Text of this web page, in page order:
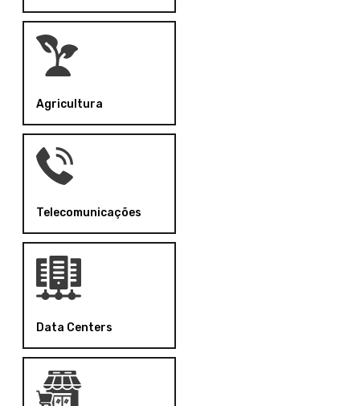
Agricultura
Telecomunicações
Data Centers